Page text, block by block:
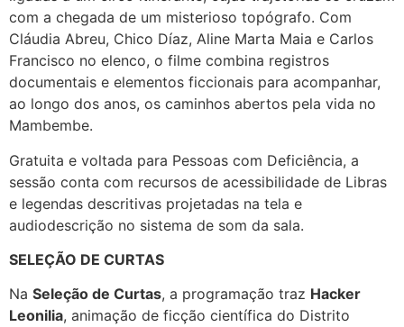
com a chegada de um misterioso topógrafo. Com
Cláudia Abreu, Chico Díaz, Aline Marta Maia e Carlos
Francisco no elenco, o filme combina registros
documentais e elementos ficcionais para acompanhar,
ao longo dos anos, os caminhos abertos pela vida no
Mambembe.
Gratuita e voltada para Pessoas com Deficiência, a
sessão conta com recursos de acessibilidade de Libras
e legendas descritivas projetadas na tela e
audiodescrição no sistema de som da sala.
SELEÇÃO DE CURTAS
Na Seleção de Curtas, a programação traz Hacker
Leonilia, animação de ficção científica do Distrito